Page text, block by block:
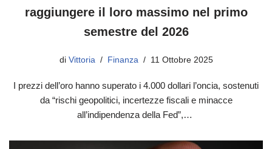
raggiungere il loro massimo nel primo
semestre del 2026
di Vittoria Finanza 11 Ottobre 2025
I prezzi dell’oro hanno superato i 4.000 dollari l’oncia, sostenuti
da “rischi geopolitici, incertezze fiscali e minacce
all’indipendenza della Fed”,…